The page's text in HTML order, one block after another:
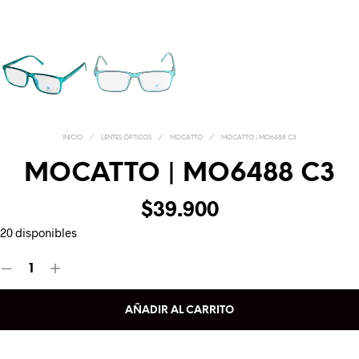
INICIO / LENTES ÓPTICOS / MOCATTO / MOCATTO | MO6488 C3
MOCATTO | MO6488 C3
$39.900
20 disponibles
AÑADIR AL CARRITO